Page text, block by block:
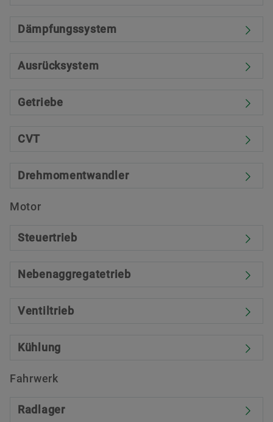
Dämpfungssystem
Ausrücksystem
Getriebe
CVT
Drehmomentwandler
Motor
Steuertrieb
Nebenaggregatetrieb
Ventiltrieb
Kühlung
Fahrwerk
Radlager